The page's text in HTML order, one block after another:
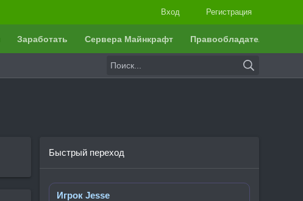
Вход Регистрация
Заработать Сервера Майнкрафт Правообладателям
Быстрый переход
Игрок Jesse